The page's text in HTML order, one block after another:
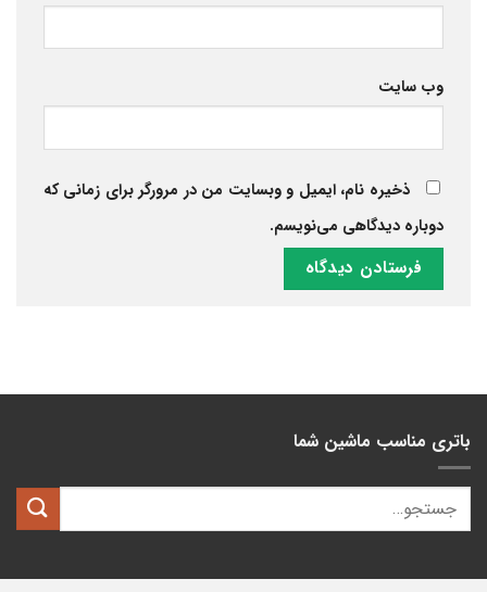
وب‌ سایت
ذخیره نام، ایمیل و وبسایت من در مرورگر برای زمانی که
دوباره دیدگاهی می‌نویسم.
باتری مناسب ماشین شما